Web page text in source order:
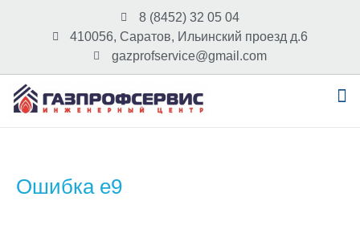
8 (8452) 32 05 04
410056, Саратов, Ильинский проезд д.6
gazprofservice@gmail.com
Ошибка e9